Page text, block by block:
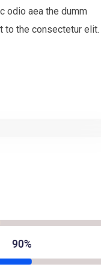
odio aea the dumm
to the consectetur elit.